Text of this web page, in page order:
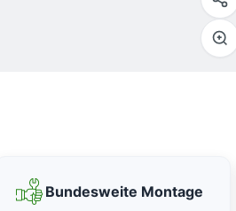
Bundesweite Montage